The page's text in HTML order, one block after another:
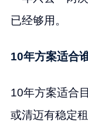
已经够用。
10年方案适合
10年方案适合
或清迈有稳定